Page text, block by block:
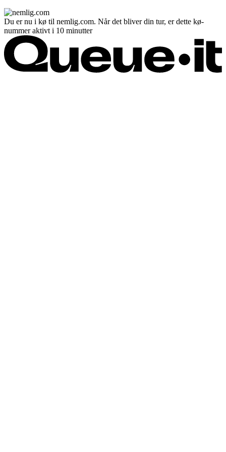
Du er nu i kø til nemlig.com. Når det bliver din tur, er dette kø-
nummer aktivt i 10 minutter